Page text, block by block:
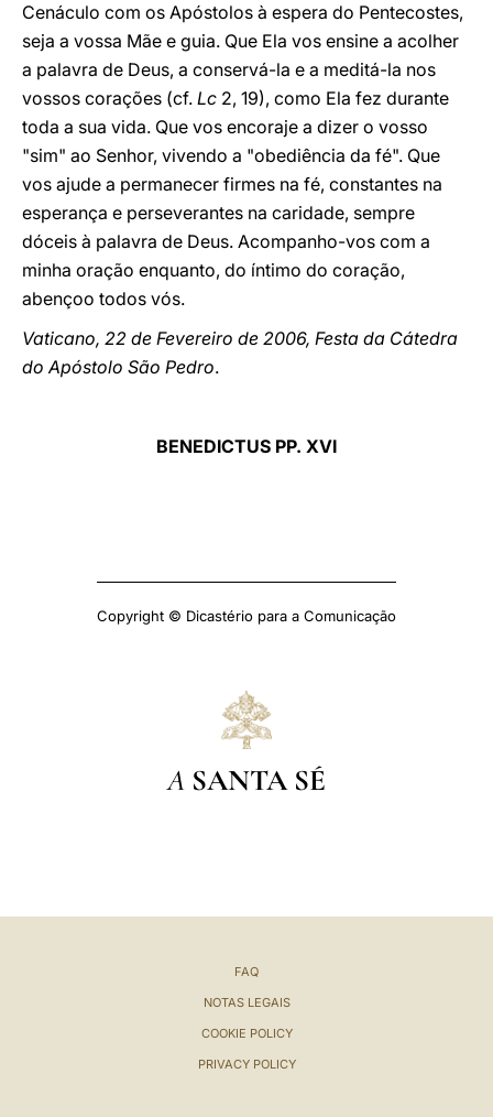
Cenáculo com os Apóstolos à espera do Pentecostes,
seja a vossa Mãe e guia. Que Ela vos ensine a acolher
a palavra de Deus, a conservá-la e a meditá-la nos
vossos corações (cf. Lc 2, 19), como Ela fez durante
toda a sua vida. Que vos encoraje a dizer o vosso
"sim" ao Senhor, vivendo a "obediência da fé". Que
vos ajude a permanecer firmes na fé, constantes na
esperança e perseverantes na caridade, sempre
dóceis à palavra de Deus. Acompanho-vos com a
minha oração enquanto, do íntimo do coração,
abençoo todos vós.
Vaticano, 22 de Fevereiro de 2006, Festa da Cátedra
do Apóstolo São Pedro.
BENEDICTUS PP. XVI
Copyright © Dicastério para a Comunicação
A SANTA SÉ
FAQ
NOTAS LEGAIS
COOKIE POLICY
PRIVACY POLICY